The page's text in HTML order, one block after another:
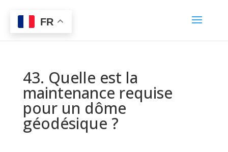
43. Quelle est la
maintenance requise
pour un dôme
géodésique ?
FR